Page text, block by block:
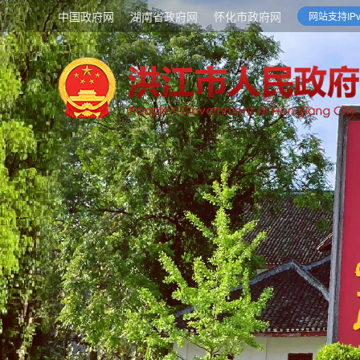
中国政府网 湖南省政府网 怀化市政府网 网站支持